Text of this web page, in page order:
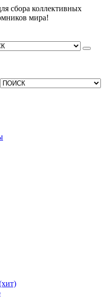
сбора коллективных
мира!